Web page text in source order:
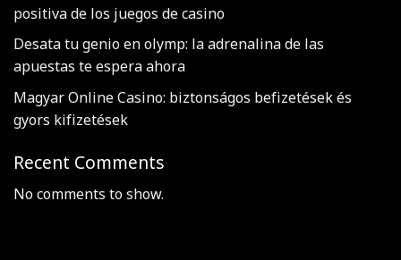
positiva de los juegos de casino
Desata tu genio en olymp: la adrenalina de las
apuestas te espera ahora
Magyar Online Casino: biztonságos befizetések és
gyors kifizetések
Recent Comments
No comments to show.